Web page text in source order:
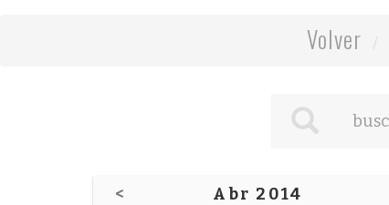
Volver
< Abr 2014